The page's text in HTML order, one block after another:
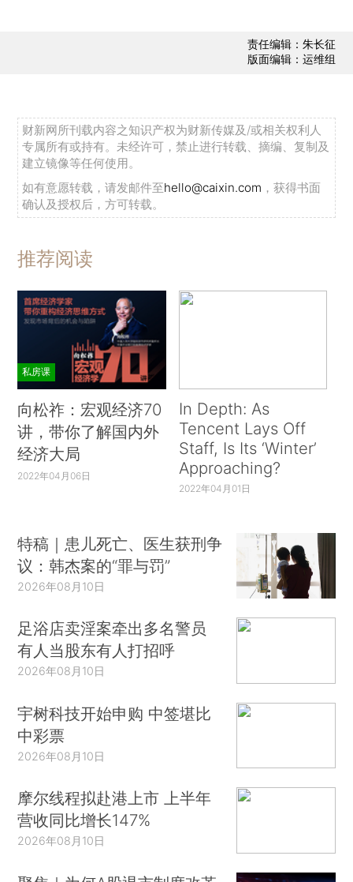
责任编辑：朱长征
版面编辑：运维组
财新网所刊载内容之知识产权为财新传媒及/或相关权利人
专属所有或持有。未经许可，禁止进行转载、摘编、复制及
建立镜像等任何使用。
如有意愿转载，请发邮件至hello@caixin.com ，获得书面
确认及授权后，方可转载。
推荐阅读
私房课
向松祚：宏观经济70
讲，带你了解国内外
经济大局
2022年04月06日
In Depth: As
Tencent Lays Off
Staff, Is Its ‘Winter’
Approaching?
2022年04月01日
特稿｜患儿死亡、医生获刑争
议：韩杰案的“罪与罚”
2026年08月10日
足浴店卖淫案牵出多名警员
有人当股东有人打招呼
2026年08月10日
宇树科技开始申购 中签堪比
中彩票
2026年08月10日
摩尔线程拟赴港上市 上半年
营收同比增长147%
2026年08月10日